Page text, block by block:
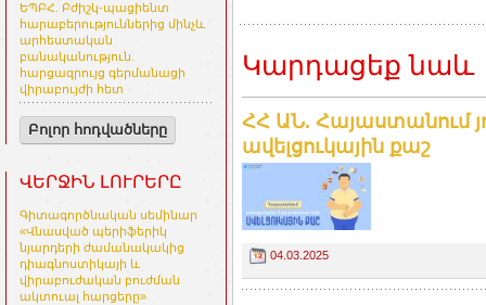
ԵՊԲՀ. Բժիշկ-պացիենտ
հարաբերություններից մինչև
արհեստական
բանականություն.
հարցազրույց գերմանացի
վիրաբույժի հետ
Բոլոր հոդվածները
ՎԵՐՋԻՆ ԼՈՒՐԵՐԸ
Գիտագործնական սեմինար
«Վնասված պերիֆերիկ
նյարդերի ժամանակակից
դիագնոստիկայի և
վիրաբուժական բուժման
ակտուալ հարցերը»
Կարդացեք նաև
ՀՀ ԱՆ. Հայաստանում
ավելցուկային քաշ
04.03.2025